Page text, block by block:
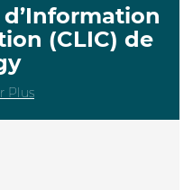
(CLIC) de
Plus